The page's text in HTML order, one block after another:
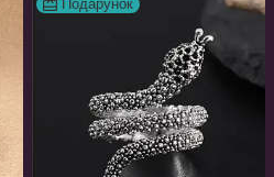
Подарунок